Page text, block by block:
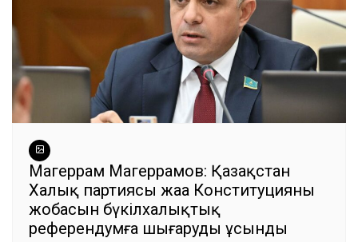
Магеррам Магеррамов: Қазақстан
Халық партиясы жаңа Конституцияның
жобасын бүкілхалықтық
референдумға шығаруды ұсынды